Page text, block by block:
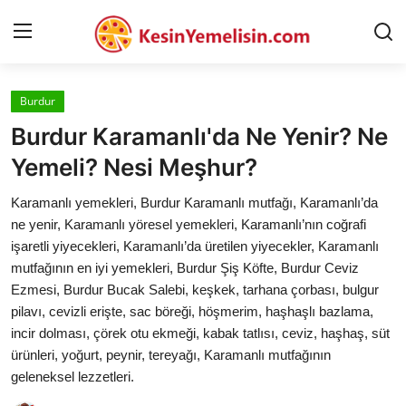
AnaSayfa
Gizlilik Sözleşmesi
Rüya Tabirleri
Diyet & Sağlıklı Beslenme
İletişim
Şehirler
Helal Gıda & Dini Hükümler
Burdur
Burdur Karamanlı'da Ne Yenir? Ne
Yemeli? Nesi Meşhur?
Karamanlı yemekleri, Burdur Karamanlı mutfağı, Karamanlı’da
ne yenir, Karamanlı yöresel yemekleri, Karamanlı’nın coğrafi
işaretli yiyecekleri, Karamanlı’da üretilen yiyecekler, Karamanlı
mutfağının en iyi yemekleri, Burdur Şiş Köfte, Burdur Ceviz
Ezmesi, Burdur Bucak Salebi, keşkek, tarhana çorbası, bulgur
pilavı, cevizli erişte, sac böreği, höşmerim, haşhaşlı bazlama,
incir dolması, çörek otu ekmeği, kabak tatlısı, ceviz, haşhaş, süt
ürünleri, yoğurt, peynir, tereyağı, Karamanlı mutfağının
geleneksel lezzetleri.